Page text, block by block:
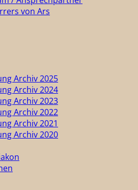
von Ars
Archiv 2025
Archiv 2024
Archiv 2023
Archiv 2022
Archiv 2021
Archiv 2020